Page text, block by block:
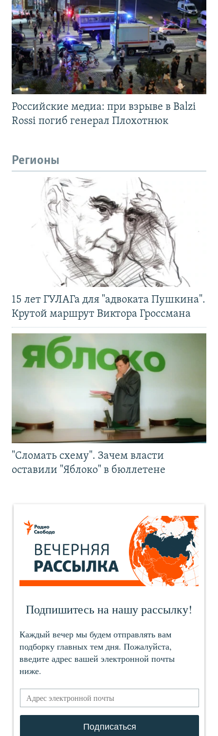
Российские медиа: при взрыве в Balzi
Rossi погиб генерал Плохотнюк
Регионы
15 лет ГУЛАГа для "адвоката Пушкина".
Крутой маршрут Виктора Гроссмана
"Сломать схему". Зачем власти
оставили "Яблоко" в бюллетене